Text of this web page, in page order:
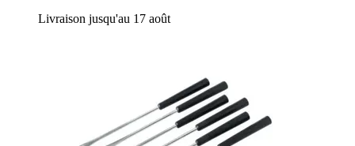
Livraison jusqu'au 17 août